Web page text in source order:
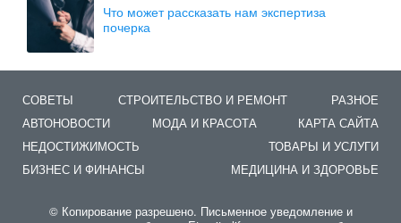
Что может рассказать нам экспертиза
почерка
СОВЕТЫ СТРОИТЕЛЬСТВО И РЕМОНТ
РАЗНОЕ
АВТОНОВОСТИ
МОДА И КРАСОТА
КАРТА САЙТА
НЕДОСТИЖИМОСТЬ
ТОВАРЫ И УСЛУГИ
БИЗНЕС И ФИНАНСЫ
МЕДИЦИНА И ЗДОРОВЬЕ
© Копирование разрешено. Письменное уведомление и